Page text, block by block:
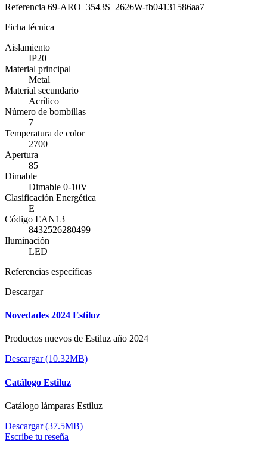
Referencia 69-ARO_3543S_2626W-fb04131586aa7
Ficha técnica
Aislamiento
IP20
Material principal
Metal
Material secundario
Acrílico
Número de bombillas
7
Temperatura de color
2700
Apertura
85
Dimable
Dimable 0-10V
Clasificación Energética
E
Código EAN13
8432526280499
Iluminación
LED
Referencias específicas
Descargar
Novedades 2024 Estiluz
Productos nuevos de Estiluz año 2024
Descargar (10.32MB)
Catálogo Estiluz
Catálogo lámparas Estiluz
Descargar (37.5MB)
Escribe tu reseña